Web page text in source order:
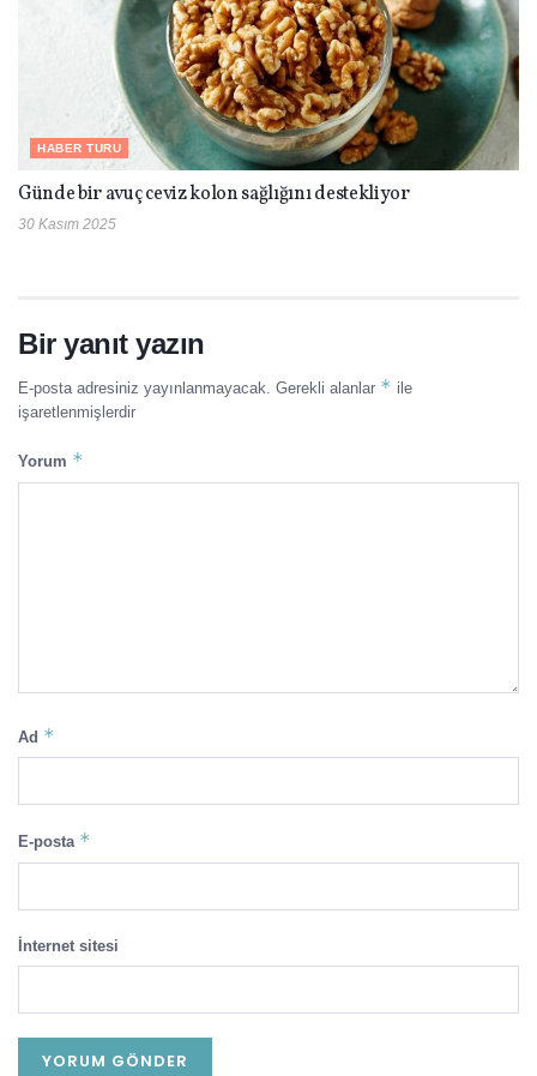
HABER TURU
Günde bir avuç ceviz kolon sağlığını destekliyor
30 Kasım 2025
Bir yanıt yazın
E-posta adresiniz yayınlanmayacak. Gerekli alanlar * ile
işaretlenmişlerdir
Yorum *
Ad *
E-posta *
İnternet sitesi